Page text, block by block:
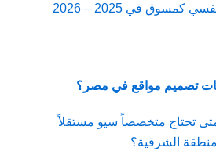
في 2025 – 2026
تحتاج متخصصاً سيو مستقلاً
الشرقية؟